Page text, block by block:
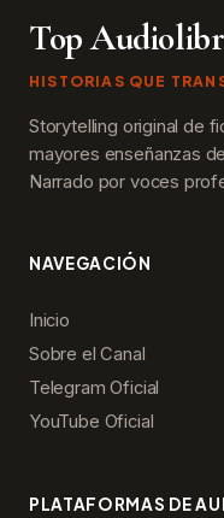
Top
HISTORIAS QUE
Storytelling original de
mayores enseñanzas
Narrado por voces
NAVEGACIÓN
Inicio
Sobre el Canal
Telegram Oficial
YouTube Oficial
PLATAFORMAS DE